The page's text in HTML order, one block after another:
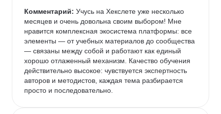
Комментарий: Учусь на Хекслете уже несколько
месяцев и очень довольна своим выбором! Мне
нравится комплексная экосистема платформы: все
элементы — от учебных материалов до сообщества
— связаны между собой и работают как единый
хорошо отлаженный механизм. Качество обучения
действительно высокое: чувствуется экспертность
авторов и методистов, каждая тема разбирается
просто и последовательно.